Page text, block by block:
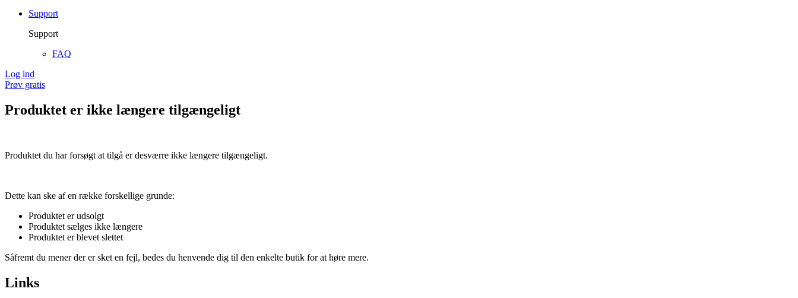
Support
Support
FAQ
Log ind
Prøv gratis
Produktet er ikke længere tilgængeligt
Produktet du har forsøgt at tilgå er desværre ikke længere tilgængeligt.
Dette kan ske af en række forskellige grunde:
Produktet er udsolgt
Produktet sælges ikke længere
Produktet er blevet slettet
Såfremt du mener der er sket en fejl, bedes du henvende dig til den enkelte butik for at høre mere.
Links